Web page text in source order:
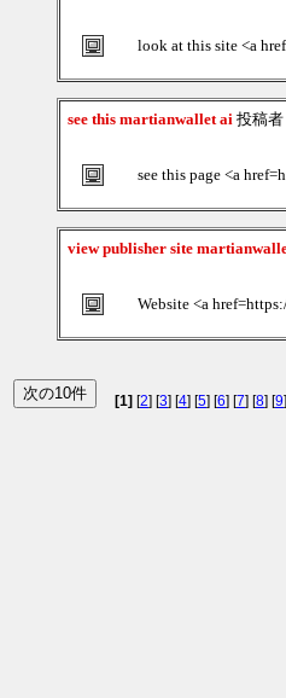
look at this site <a
see this martianwallet ai 投稿者
see this page <a
view publisher site
Website <a
[1] [2] [3] [4] [5] [6] [7] [8] [9